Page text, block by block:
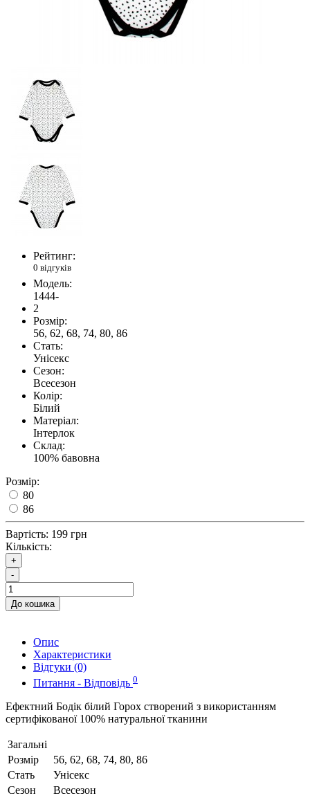
Рейтинг:
0 відгуків
Модель:
1444-
2
Розмір:
56, 62, 68, 74, 80, 86
Стать:
Унісекс
Сезон:
Всесезон
Колір:
Білий
Матеріал:
Інтерлок
Склад:
100% бавовна
Розмір:
80
86
Вартість: 199 грн
Кількість:
+
-
До кошика
Опис
Характеристики
Відгуки (0)
Питання - Відповідь 0
Ефектний Бодік білий Горох створений з використанням
сертифікованої 100% натуральної тканини
Загальні
Розмір
56, 62, 68, 74, 80, 86
Стать
Унісекс
Сезон
Всесезон